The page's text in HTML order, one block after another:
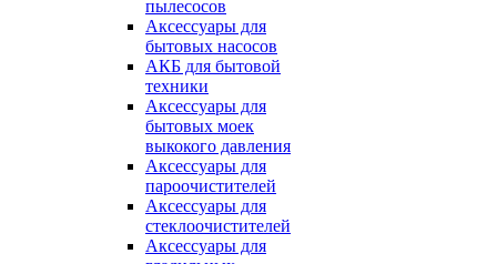
пылесосов
Аксессуары для
бытовых насосов
АКБ для бытовой
техники
Аксессуары для
бытовых моек
выкокого давления
Аксессуары для
пароочистителей
Аксессуары для
стеклоочистителей
Аксессуары для